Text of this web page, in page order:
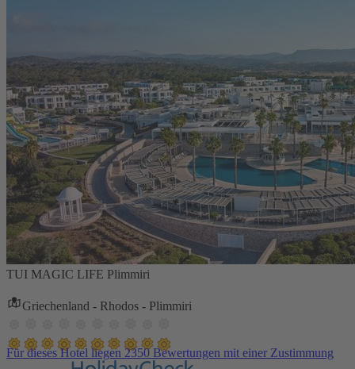
TUI MAGIC LIFE Plimmiri
Griechenland - Rhodos - Plimmiri
Für dieses Hotel liegen 2350 Bewertungen mit einer Zustimmung